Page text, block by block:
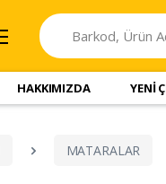
HAKKIMIZDA YENİ
MATARALAR